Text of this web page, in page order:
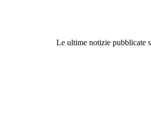
Le ultime notizie pubblicate